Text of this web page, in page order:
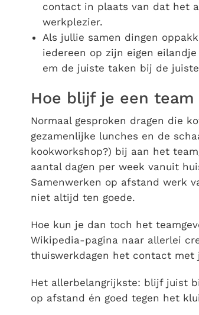
contact in plaats van dat het
werkplezier.
Als jullie samen dingen
iedereen op zijn eigen
em de juiste taken bij de
Hoe blijf je een
Normaal gesproken dragen die
gezamenlijke lunches en de
kookworkshop?) bij aan het
aantal dagen per week vanuit
Samenwerken op afstand werk
niet altijd ten goede.
Hoe kun je dan toch het
Wikipedia-pagina naar allerlei
thuiswerkdagen het contact
Het allerbelangrijkste: blijf juist
op afstand én goed tegen het